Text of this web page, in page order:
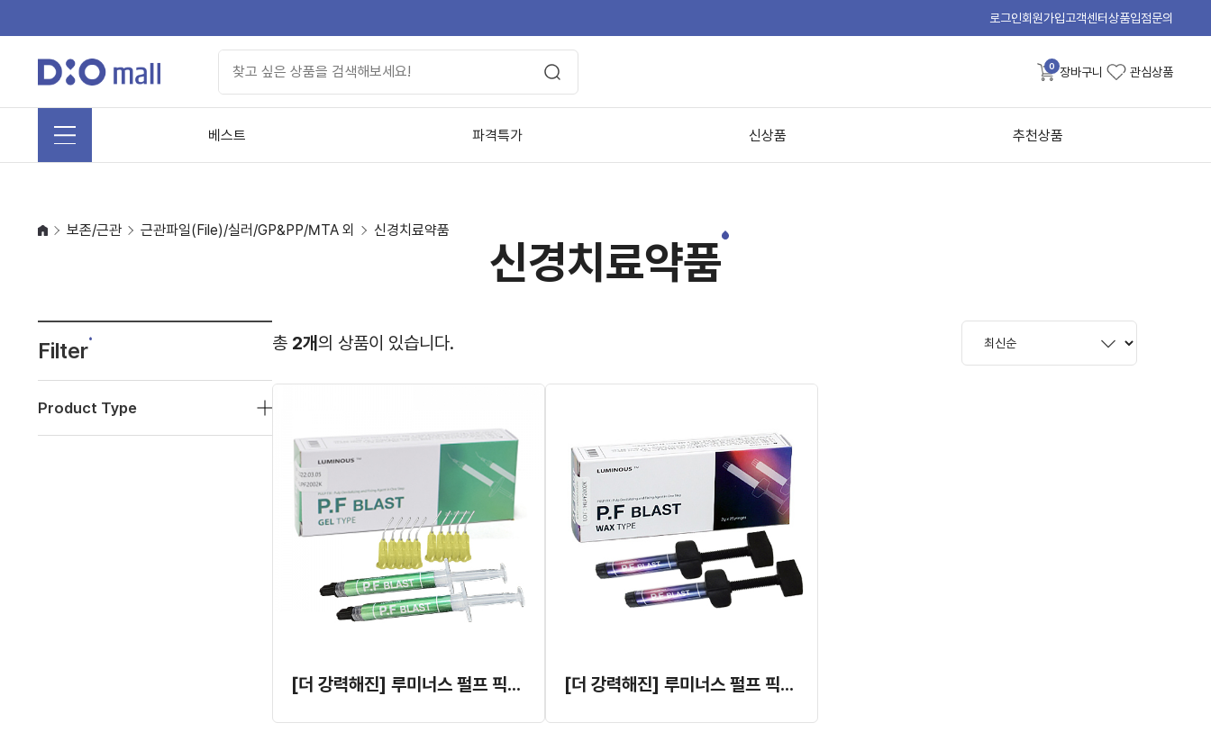
로그인회원가입고객센터상품입점문의
0 장바구니 관심상품
베스트 파격특가 신상품 추천상품
보존/근관 근관파일(File)/실러/GP&PP/MTA 외 신경치료약품
신경치료약품
Filter
Product Type
총 2개의 상품이 있습니다.
[더 강력해진] 루미너스 펄프 픽스 블라스트 (Gel 타입) [더 강력해진] 루미너스 펄프 픽스 블라스트 (Wax 타입)